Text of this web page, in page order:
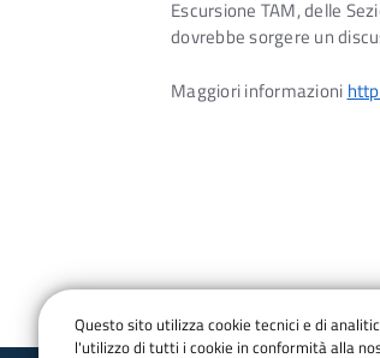
Escursione TAM, delle
dovrebbe sorgere un
Maggiori informazioni
Questo sito utilizza cookie tecnici e di
l'utilizzo di tutti i cookie in conformità alla